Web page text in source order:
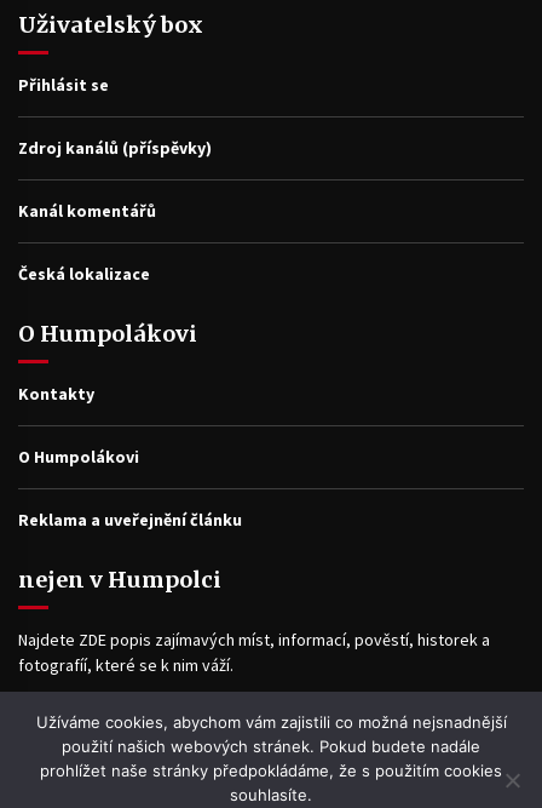
Uživatelský box
Přihlásit se
Zdroj kanálů (příspěvky)
Kanál komentářů
Česká lokalizace
O Humpolákovi
Kontakty
O Humpolákovi
Reklama a uveřejnění článku
nejen v Humpolci
Najdete ZDE popis zajímavých míst, informací, pověstí, historek a
fotografíí, které se k nim váží.
Facebook
Užíváme cookies, abychom vám zajistili co možná nejsnadnější
použití našich webových stránek. Pokud budete nadále
prohlížet naše stránky předpokládáme, že s použitím cookies
souhlasíte.